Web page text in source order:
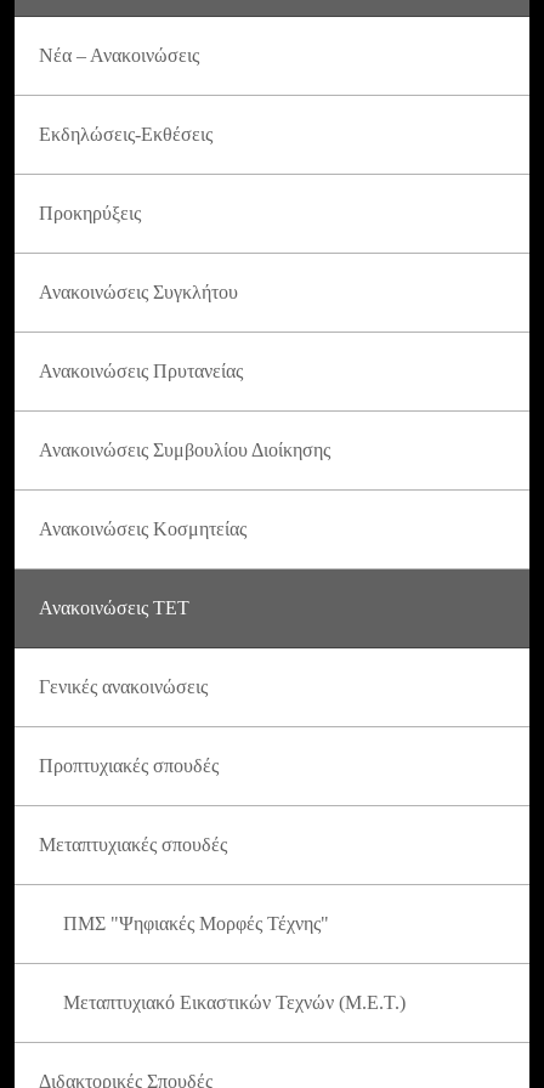
Νέα – Ανακοινώσεις
Εκδηλώσεις-Εκθέσεις
Προκηρύξεις
Ανακοινώσεις Συγκλήτου
Ανακοινώσεις Πρυτανείας
Ανακοινώσεις Συμβουλίου Διοίκησης
Ανακοινώσεις Κοσμητείας
Ανακοινώσεις ΤΕΤ
Γενικές ανακοινώσεις
Προπτυχιακές σπουδές
Μεταπτυχιακές σπουδές
ΠΜΣ "Ψηφιακές Μορφές Τέχνης"
Μεταπτυχιακό Εικαστικών Τεχνών (Μ.Ε.Τ.)
Διδακτορικές Σπουδές